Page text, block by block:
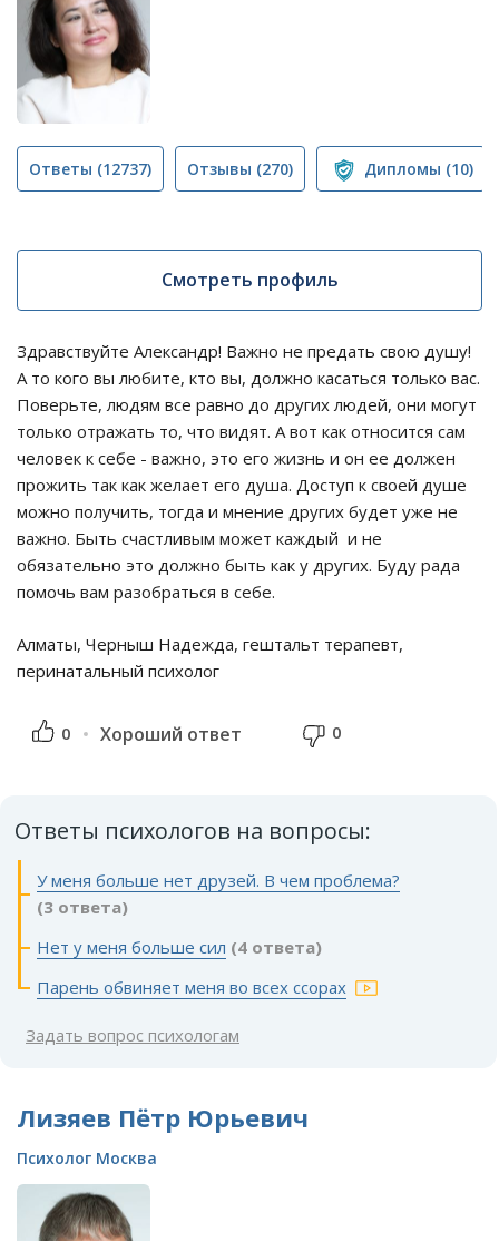
Ответы (12737) Отзывы (270) Дипломы (10)
Смотреть профиль
Здравствуйте Александр! Важно не предать свою душу!
А то кого вы любите, кто вы, должно касаться только вас.
Поверьте, людям все равно до других людей, они могут
только отражать то, что видят. А вот как относится сам
человек к себе - важно, это его жизнь и он ее должен
прожить так как желает его душа. Доступ к своей душе
можно получить, тогда и мнение других будет уже не
важно. Быть счастливым может каждый и не
обязательно это должно быть как у других. Буду рада
помочь вам разобраться в себе.
Алматы, Черныш Надежда, гештальт терапевт,
перинатальный психолог
0 Хороший ответ 0
Ответы психологов на вопросы:
У меня больше нет друзей. В чем проблема?
(3 ответа)
Нет у меня больше сил (4 ответа)
Парень обвиняет меня во всех ссорах
Задать вопрос психологам
Лизяев Пётр Юрьевич
Психолог Москва